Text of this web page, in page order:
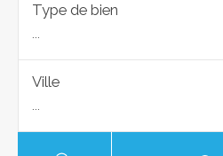
Type de bien
...
Ville
...